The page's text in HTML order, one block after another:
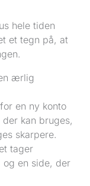
hele tiden
et tegn på, at
ærlig
en ny konto
kan bruges,
skarpere.
tager
og en side, der